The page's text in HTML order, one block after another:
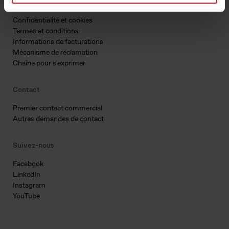
Légal
Confidentialité et cookies
Termes et conditions
Informations de facturations
Mécanisme de réclamation
Chaîne pour s'exprimer
Contact
Premier contact commercial
Autres demandes de contact
Suivez-nous
Facebook
LinkedIn
Instagram
YouTube